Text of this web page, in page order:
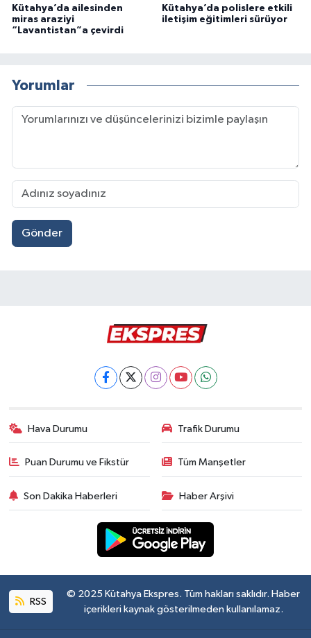
Kütahya’da ailesinden
miras araziyi
“Lavantistan”a çevirdi
Kütahya’da polislere etkili
iletişim eğitimleri sürüyor
Yorumlar
Gönder
Hava Durumu Trafik Durumu
Puan Durumu ve Fikstür Tüm Manşetler
Son Dakika Haberleri Haber Arşivi
RSS
© 2025 Kütahya Ekspres. Tüm hakları saklıdır. Haber
içerikleri kaynak gösterilmeden kullanılamaz.